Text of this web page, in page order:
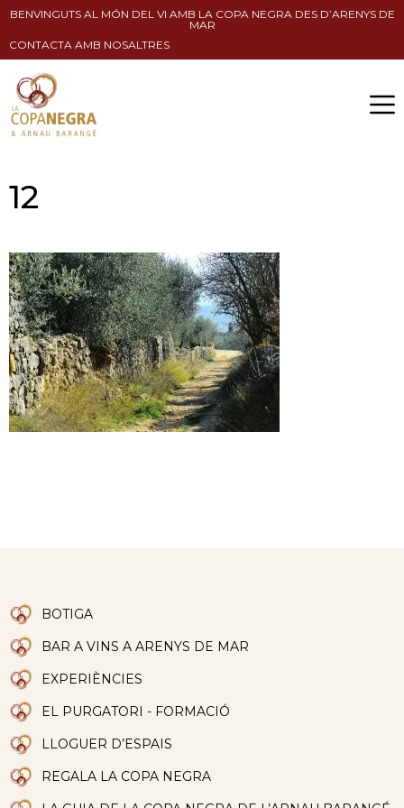
BENVINGUTS AL MÓN DEL VI AMB LA COPA NEGRA DES D’ARENYS DE
MAR
CONTACTA AMB NOSALTRES
12
BOTIGA
BAR A VINS A ARENYS DE MAR
EXPERIÈNCIES
EL PURGATORI - FORMACIÓ
LLOGUER D’ESPAIS
REGALA LA COPA NEGRA